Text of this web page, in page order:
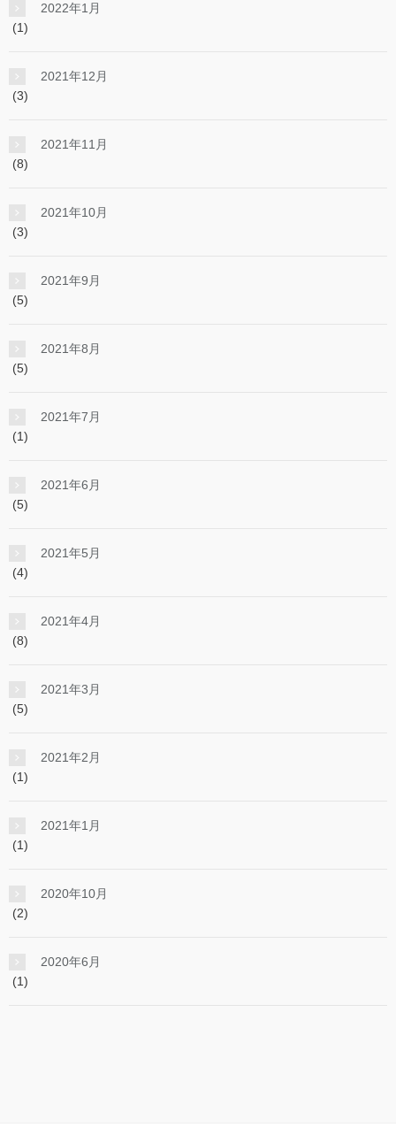
2022年1月
(1)
2021年12月
(3)
2021年11月
(8)
2021年10月
(3)
2021年9月
(5)
2021年8月
(5)
2021年7月
(1)
2021年6月
(5)
2021年5月
(4)
2021年4月
(8)
2021年3月
(5)
2021年2月
(1)
2021年1月
(1)
2020年10月
(2)
2020年6月
(1)